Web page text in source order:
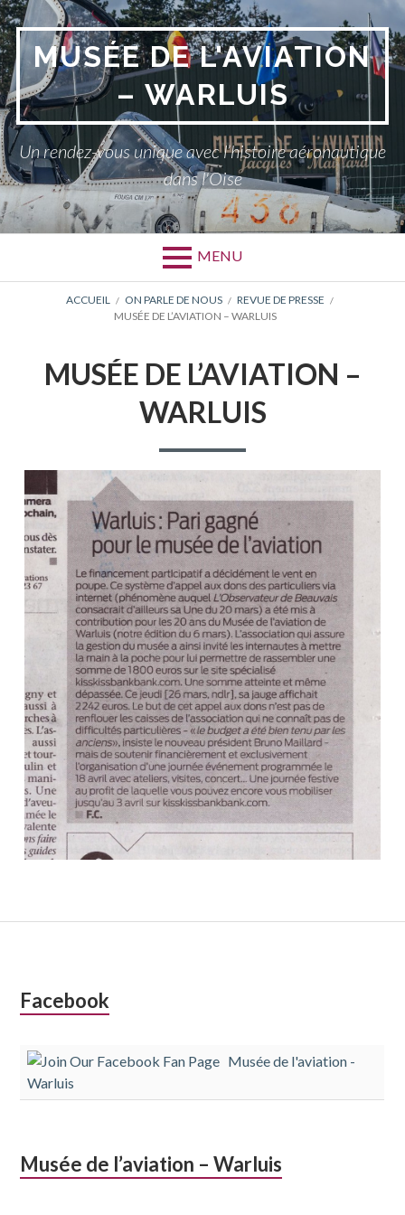
Aller
au
contenuMUSÉE DE L'AVIATION
– WARLUIS
Un rendez-vous unique avec l’histoire aéronautique
dans l'Oise
MENU
ACCUEIL ON PARLE DE NOUS
REVUE DE PRESSE
MUSÉE DE L’AVIATION – WARLUIS
MUSÉE DE L’AVIATION –
WARLUIS
Colonne
subsidiaire
Facebook
Musée de l'aviation -
Warluis
Musée de l’aviation – Warluis